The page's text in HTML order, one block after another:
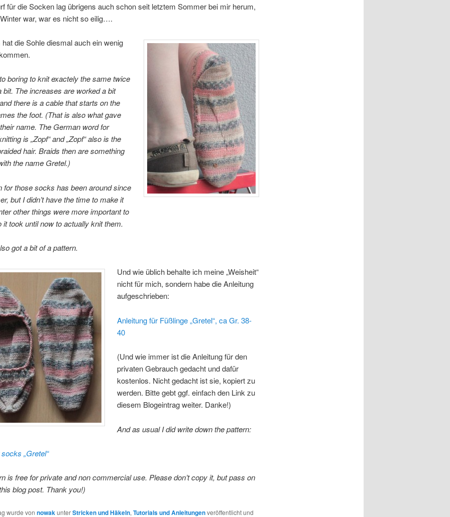
für die Socken lag übrigens auch schon seit letztem Sommer bei mir herum,
war, war es nicht so eilig….
die Sohle diesmal auch ein wenig
boring to knit exactely the same twice
bit. The increases are worked a bit
there is a cable that starts on the
the foot. (That is also what gave
name. The German word for
is „Zopf“ and „Zopf“ also is the
hair. Braids then are something
the name Gretel.)
for those socks has been around since
but I didn’t have the time to make it
other things were more important to
it took until now to actually knit them.
got a bit of a pattern.
Und wie üblich behalte ich meine „Weisheit“
nicht für mich, sondern habe die Anleitung
aufgeschrieben:
Anleitung für Füßlinge „Gretel“, ca Gr. 38-
40
(Und wie immer ist die Anleitung für den
privaten Gebrauch gedacht und dafür
kostenlos. Nicht gedacht ist sie, kopiert zu
werden. Bitte gebt ggf. einfach den Link zu
diesem Blogeintrag weiter. Danke!)
And as usual I did write down the pattern:
„Gretel“
is free for private and non commercial use. Please don’t copy it, but pass on
blog post. Thank you!)
wurde von nowakunterStricken und Häkeln, Tutorials und Anleitungenveröffentlicht und